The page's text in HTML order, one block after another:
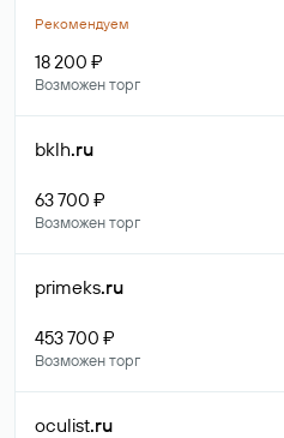
Рекомендуем
18 200 ₽
Возможен торг
bklh.ru
63 700 ₽
Возможен торг
primeks.ru
453 700 ₽
Возможен торг
oculist.ru